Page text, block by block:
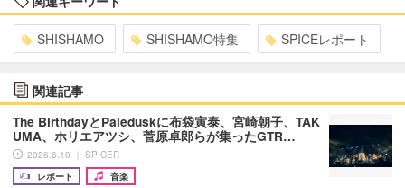
SHISHAMO SHISHAMO特集 SPICEレポート
関連記事
The BirthdayとPaleduskに布袋寅泰、宮崎朝子、TAK
UMA、ホリエアツシ、菅原卓郎らが集ったGTR…
2026.6.10 ｜ SPICER
レポート
音楽